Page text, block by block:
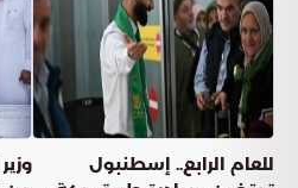
للعام الرابع.. إسطنبول